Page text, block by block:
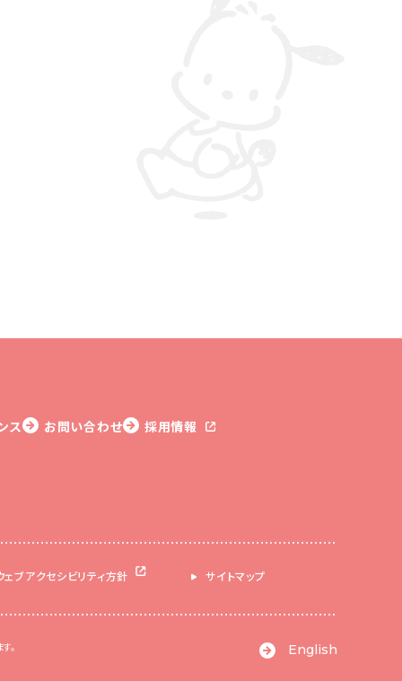
ス お問い合わせ 採用情報
ェブアクセシビリティ方針 サイトマップ
English
。